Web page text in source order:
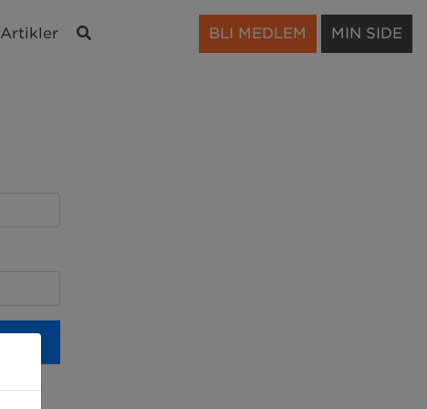
Artikler Søk BLI MEDLEM MIN SIDE